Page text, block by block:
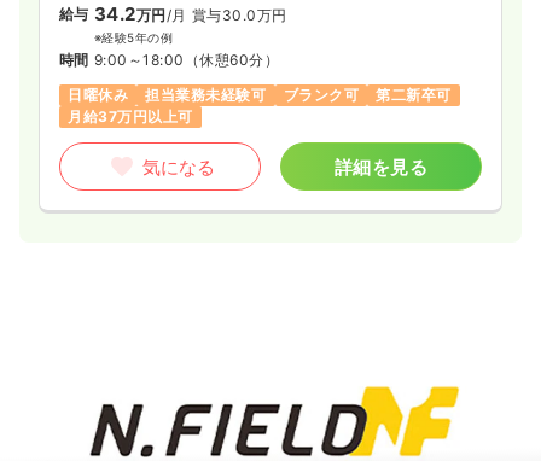
給与 34.2万円 /月 賞与30.0万円
※経験5年の例
時間 9:00～18:00 （休憩60分）
日曜休み
担当業務未経験可 ブランク可
第二新卒可
月給37万円以上可
気になる 詳細を見る